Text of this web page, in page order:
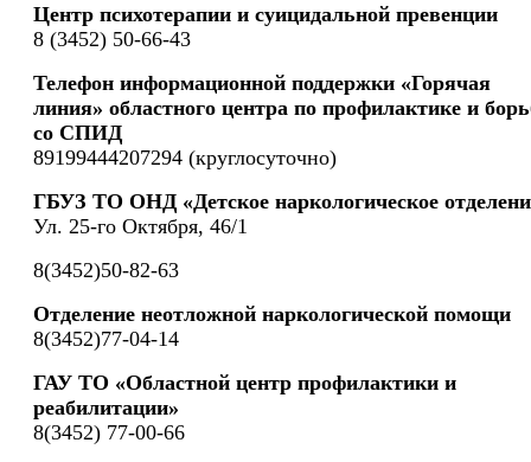
Центр психотерапии и суицидальной превенции
8 (3452) 50-66-43
Телефон информационной поддержки «Горячая
линия» областного центра по профилактике и
со СПИД
89199444207294 (круглосуточно)
ГБУЗ ТО ОНД «Детское наркологическое
Ул. 25-го Октября, 46/1
8(3452)50-82-63
Отделение неотложной наркологической помощи
8(3452)77-04-14
ГАУ ТО «Областной центр профилактики и
реабилитации»
8(3452) 77-00-66